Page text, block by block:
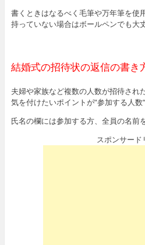
書くときはなるべく毛筆や万年筆を使
持っていない場合はボールペンでも大
結婚式の招待状の返信の書き
夫婦や家族など複数の人数が招待され
気を付けたいポイントが”参加する人数”
氏名の欄には参加する方、全員の名前
スポンサード